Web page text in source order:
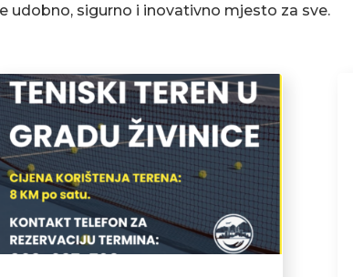
udobno, sigurno i inovativno mjesto za sve.